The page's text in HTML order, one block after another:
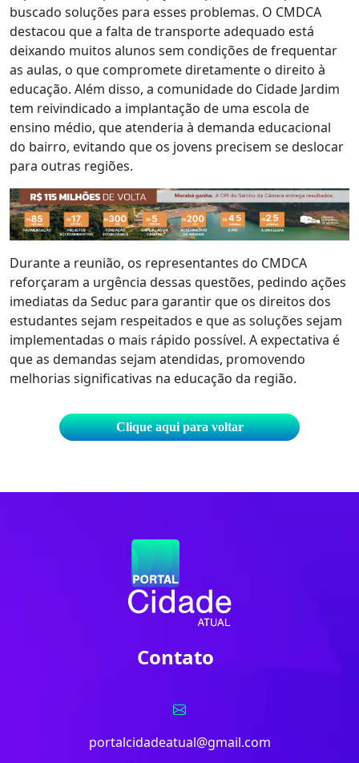
buscado soluções para esses problemas. O CMDCA
destacou que a falta de transporte adequado está
deixando muitos alunos sem condições de frequentar
as aulas, o que compromete diretamente o direito à
educação. Além disso, a comunidade do Cidade Jardim
tem reivindicado a implantação de uma escola de
ensino médio, que atenderia à demanda educacional
do bairro, evitando que os jovens precisem se deslocar
para outras regiões.
Durante a reunião, os representantes do CMDCA
reforçaram a urgência dessas questões, pedindo ações
imediatas da Seduc para garantir que os direitos dos
estudantes sejam respeitados e que as soluções sejam
implementadas o mais rápido possível. A expectativa é
que as demandas sejam atendidas, promovendo
melhorias significativas na educação da região.
Clique aqui para voltar
Contato
portalcidadeatual@gmail.com